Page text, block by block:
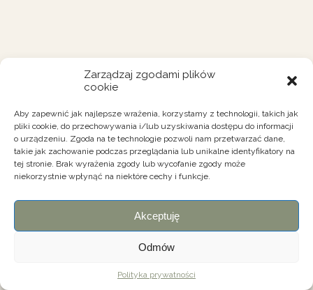
Zarządzaj zgodami plików
cookie
Aby zapewnić jak najlepsze wrażenia, korzystamy z technologii, takich jak
pliki cookie, do przechowywania i/lub uzyskiwania dostępu do informacji
o urządzeniu. Zgoda na te technologie pozwoli nam przetwarzać dane,
takie jak zachowanie podczas przeglądania lub unikalne identyfikatory na
tej stronie. Brak wyrażenia zgody lub wycofanie zgody może
niekorzystnie wpłynąć na niektóre cechy i funkcje.
Akceptuję
Odmów
Polityka prywatności